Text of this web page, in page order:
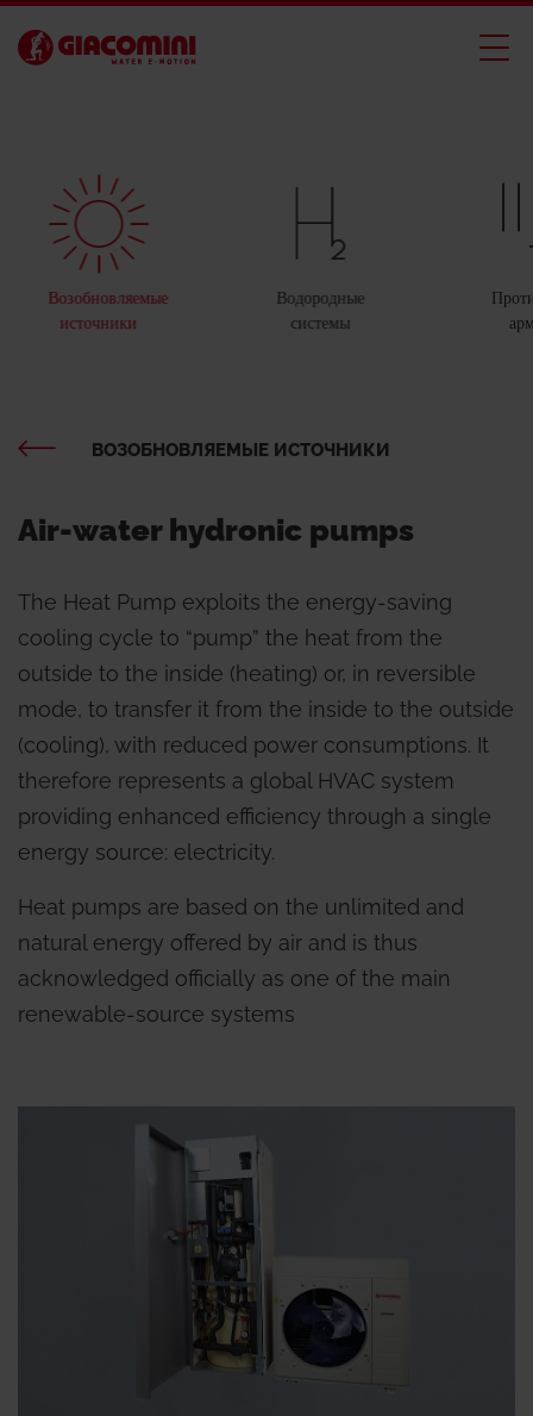
Возобновляемые
источники
Водородные
системы
ВОЗОБНОВЛЯЕМЫЕ ИСТОЧНИКИ
Air-water hydronic pumps
The Heat Pump exploits the energy-saving
cooling cycle to “pump” the heat from the
outside to the inside (heating) or, in reversible
mode, to transfer it from the inside to the outside
(cooling), with reduced power consumptions. It
therefore represents a global HVAC system
providing enhanced efficiency through a single
energy source: electricity.
Heat pumps are based on the unlimited and
natural energy offered by air and is thus
acknowledged officially as one of the main
renewable-source systems